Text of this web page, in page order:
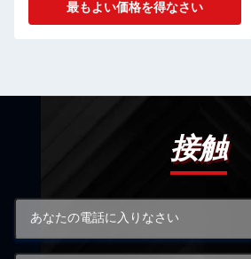
最もよい価格を得なさい
接触